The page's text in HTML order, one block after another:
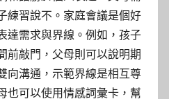
練習說不。家庭會議是個好
達需求與界線。例如，孩子
前敲門，父母則可以說明期
向溝通，示範界線是相互尊
也可以使用情感詞彙卡，幫